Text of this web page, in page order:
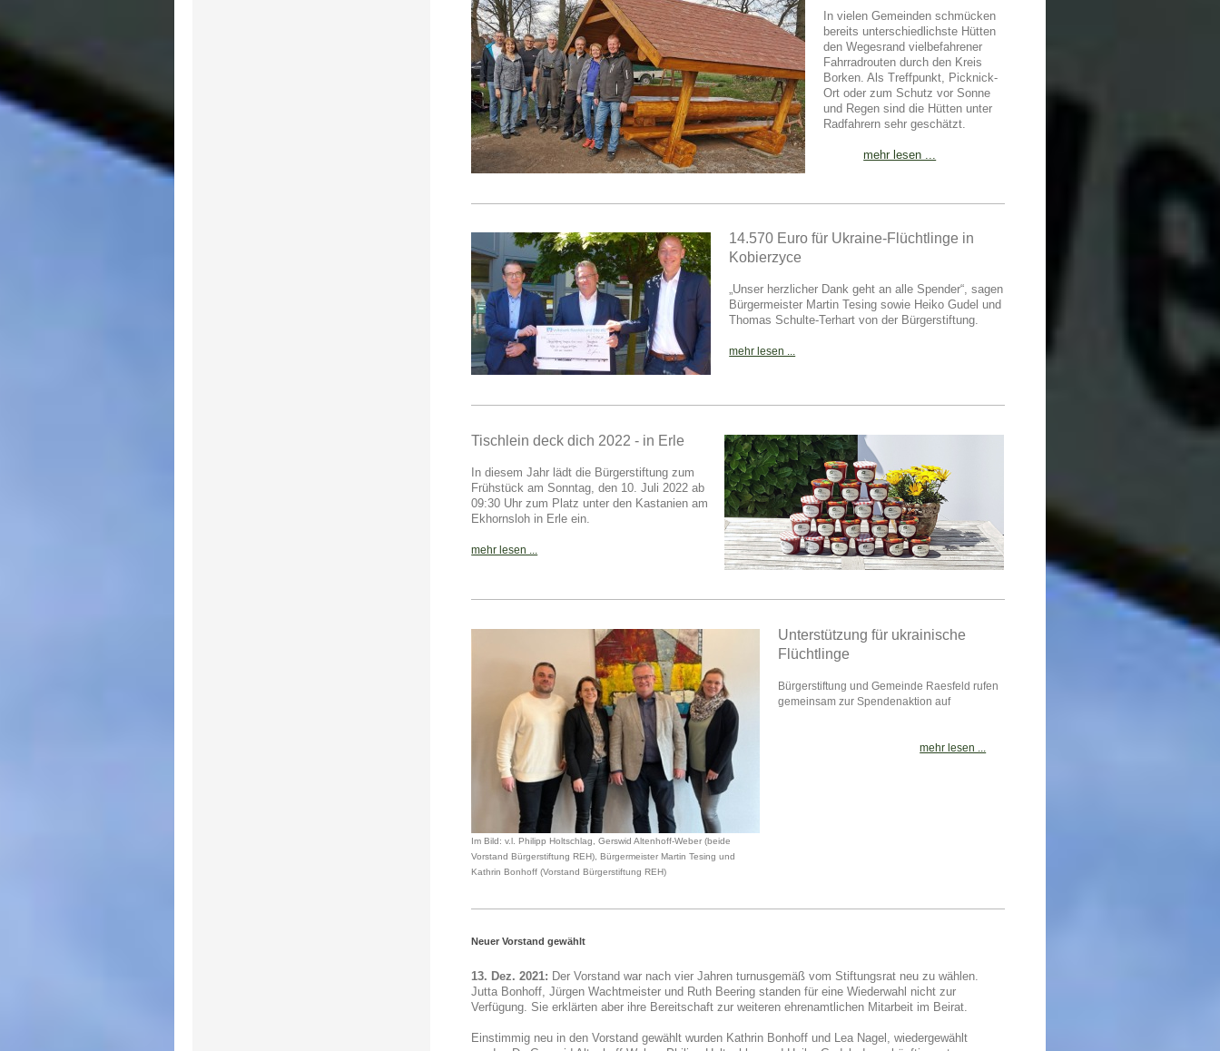
In vielen Gemeinden schmücken
bereits unterschiedlichste Hütten
den Wegesrand vielbefahrener
Fahrradrouten durch den Kreis
Borken. Als Treffpunkt, Picknick-
Ort oder zum Schutz vor Sonne
und Regen sind die Hütten unter
Radfahrern sehr geschätzt.
mehr lesen ...
14.570 Euro für Ukraine-Flüchtlinge in
Kobierzyce
„Unser herzlicher Dank geht an alle Spender“, sagen
Bürgermeister Martin Tesing sowie Heiko Gudel und
Thomas Schulte-Terhart von der Bürgerstiftung.
mehr lesen ...
Tischlein deck dich 2022 - in Erle
In diesem Jahr lädt die Bürgerstiftung zum
Frühstück am Sonntag, den 10. Juli 2022 ab
09:30 Uhr zum Platz unter den Kastanien am
Ekhornsloh in Erle ein.
mehr lesen ...
Im Bild: v.l. Philipp Holtschlag, Gerswid Altenhoff-Weber (beide
Vorstand Bürgerstiftung REH), Bürgermeister Martin Tesing und
Kathrin Bonhoff (Vorstand Bürgerstiftung REH)
Unterstützung für ukrainische
Flüchtlinge
Bürgerstiftung und Gemeinde Raesfeld rufen
gemeinsam zur Spendenaktion auf
mehr lesen ...
Neuer Vorstand gewählt
13. Dez. 2021: Der Vorstand war nach vier Jahren turnusgemäß vom Stiftungsrat neu zu wählen.
Jutta Bonhoff, Jürgen Wachtmeister und Ruth Beering standen für eine Wiederwahl nicht zur
Verfügung. Sie erklärten aber ihre Bereitschaft zur weiteren ehrenamtlichen Mitarbeit im Beirat.
Einstimmig neu in den Vorstand gewählt wurden Kathrin Bonhoff und Lea Nagel, wiedergewählt